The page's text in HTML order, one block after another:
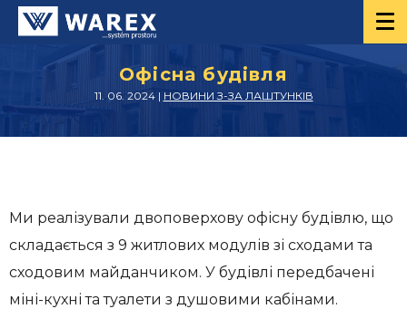
Офісна будівля
11. 06. 2024 | НОВИНИ З-ЗА ЛАШТУНКІВ
Ми реалізували двоповерхову офісну будівлю, що
складається з 9 житлових модулів зі сходами та
сходовим майданчиком. У будівлі передбачені
міні-кухні та туалети з душовими кабінами.